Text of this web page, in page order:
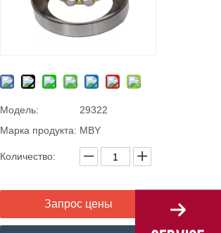
Модель:
29322
Марка продукта: MBY
Количество:
Запрос цены